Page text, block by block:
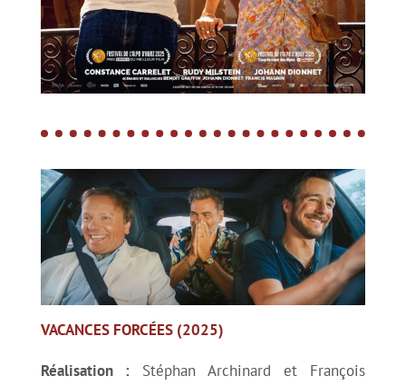
VACANCES FORCÉES (2025)
Réalisation :Stéphan Archinard et François